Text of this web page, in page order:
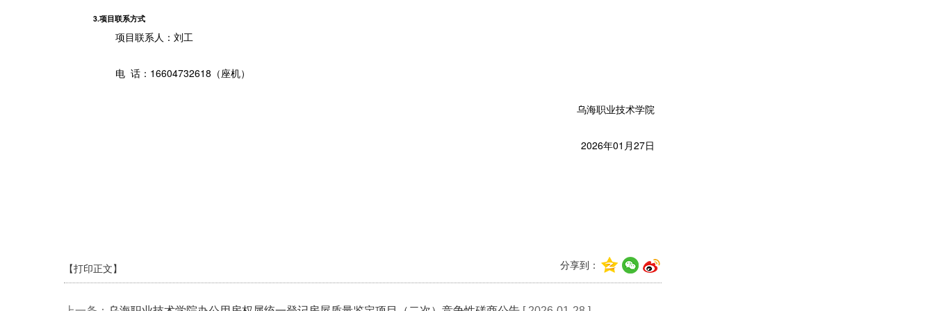
3.项目联系方式
项目联系人： 刘工
电 话： 16604732618（座机）
乌海职业技术学院
2026年01月27日
分享到：
【打印正文】